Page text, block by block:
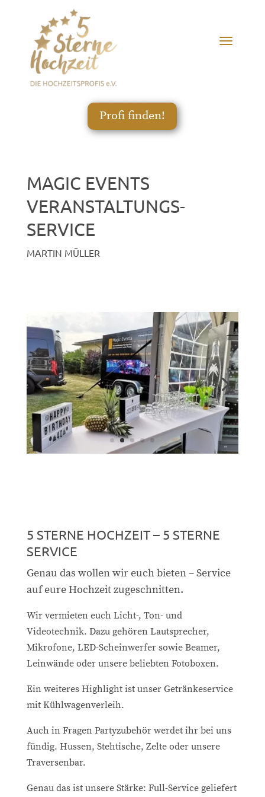
Profi finden!
MAGIC EVENTS
VERANSTALTUNGS­
SERVICE
MARTIN MÜLLER
5 STERNE HOCHZEIT – 5 STERNE
SERVICE
Genau das wollen wir euch bieten – Service
auf eure Hochzeit zugeschnitten.
Wir vermieten euch Licht-, Ton- und
Videotechnik. Dazu gehören Lautsprecher,
Mikrofone, LED-Scheinwerfer sowie Beamer,
Leinwände oder unsere beliebten Fotoboxen.
Ein weiteres Highlight ist unser Getränkeservice
mit Kühlwagenverleih.
Auch in Fragen Partyzubehör werdet ihr bei uns
fündig. Hussen, Stehtische, Zelte oder unsere
Traversenbar.
Genau das ist unsere Stärke: Full-Service geliefert